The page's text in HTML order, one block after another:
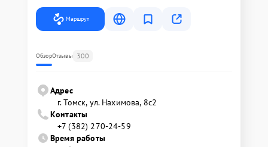
Маршрут
ОбзорОтзывы 300
Адрес
г. Томск, ул. Нахимова, 8с2
Контакты
+7 (382) 270-24-59
Время работы